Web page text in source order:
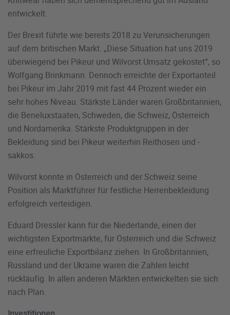
entwickelt.
Der Brexit führte wie bereits 2018 zu Verunsicherungen
auf dem britischen Markt. „Diese Situation hat uns 2019
überwiegend bei Pikeur und Wilvorst Umsatz gekostet“, so
Wolfgang Brinkmann. Dennoch erreichte der Exportanteil
bei Pikeur im Jahr 2019 mit fast 44 Prozent wieder ein
sehr hohes Niveau. Stärkste Länder waren Großbritannien,
die Beneluxstaaten, Schweden, die Schweiz, Österreich
und Nordamerika. Stärkste Produktgruppen in der
Bekleidung sind bei Pikeur weiterhin Reithosen und -
sakkos.
Wilvorst konnte in Österreich und der Schweiz seine
Position als Marktführer für festliche Herrenbekleidung
erfolgreich verteidigen.
Eduard Dressler kann für die Niederlande, einen der
wichtigsten Exportmärkte, für Österreich und die Schweiz
eine erfreuliche Exportbilanz ziehen. In Großbritannien,
Russland und der Ukraine waren die Zahlen leicht
rückläufig. In allen anderen Märkten entwickelten sie sich
nach Plan.